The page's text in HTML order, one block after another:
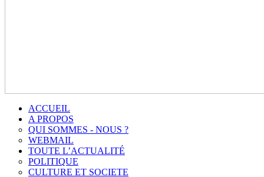
ACCUEIL
A PROPOS
QUI SOMMES - NOUS ?
WEBMAIL
TOUTE L’ACTUALITÉ
POLITIQUE
CULTURE ET SOCIETE